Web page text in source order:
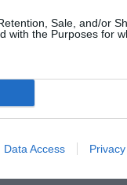
Sale, and/or
with the Purposes for
Data Access
i Malborską
roku. Pod mogiłą
pozostała